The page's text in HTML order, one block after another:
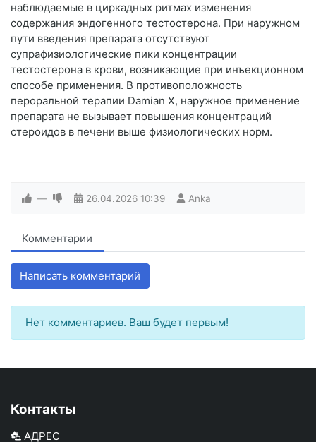
наблюдаемые в циркадных ритмах изменения
содержания эндогенного тестостерона. При наружном
пути введения препарата отсутствуют
супрафизиологические пики концентрации
тестостерона в крови, возникающие при инъекционном
способе применения. В противоположность
пероральной терапии Damian X, наружное применение
препарата не вызывает повышения концентраций
стероидов в печени выше физиологических норм.
— 26.04.2026 10:39 Anka
Комментарии
Написать комментарий
Нет комментариев. Ваш будет первым!
Контакты
АДРЕС